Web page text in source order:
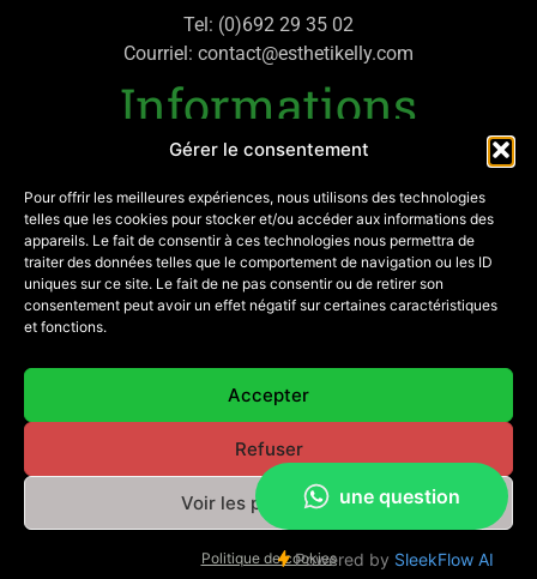
Gérer le consentement
Pour offrir les meilleures expériences, nous utilisons des technologies
telles que les cookies pour stocker et/ou accéder aux informations des
appareils. Le fait de consentir à ces technologies nous permettra de
traiter des données telles que le comportement de navigation ou les ID
uniques sur ce site. Le fait de ne pas consentir ou de retirer son
consentement peut avoir un effet négatif sur certaines caractéristiques
et fonctions.
Accepter
Refuser
Voir les préférences
Politique de cookies
Tel: (0)692 29 35 02
Courriel: contact@esthetikelly.com
Informations
Politique de confidentialité
Mentions légales
Mon compte
Contactez-moi
Réseaux
© Esthetikelly.com 2022 | Tous droits réservés | Site réalisé
E-MCOI